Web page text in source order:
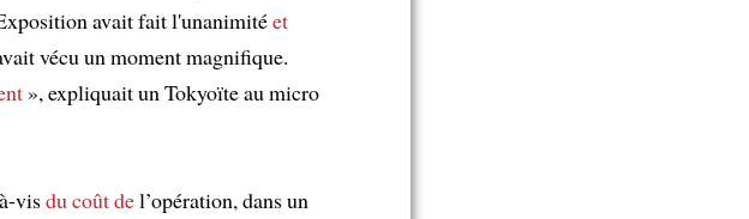
avait fait l'unanimitéet
vécu un moment magnifique.
», expliquait un Tokyoïte au micro
visdu coût del’opération, dans un